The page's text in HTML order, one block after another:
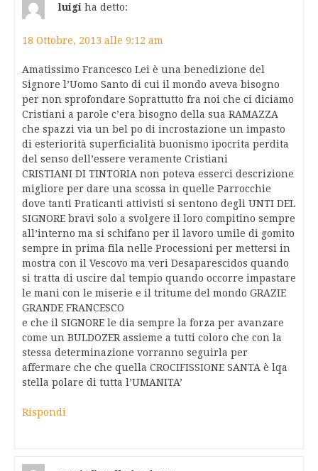
luigi ha detto:
18 Ottobre, 2013 alle 9:12 am
Amatissimo Francesco Lei è una benedizione del
Signore l’Uomo Santo di cui il mondo aveva bisogno
per non sprofondare Soprattutto fra noi che ci diciamo
Cristiani a parole c’era bisogno della sua RAMAZZA
che spazzi via un bel po di incrostazione un impasto
di esteriorità superficialità buonismo ipocrita perdita
del senso dell’essere veramente Cristiani
CRISTIANI DI TINTORIA non poteva esserci descrizione
migliore per dare una scossa in quelle Parrocchie
dove tanti Praticanti attivisti si sentono degli UNTI DEL
SIGNORE bravi solo a svolgere il loro compitino sempre
all’interno ma si schifano per il lavoro umile di gomito
sempre in prima fila nelle Processioni per mettersi in
mostra con il Vescovo ma veri Desaparescidos quando
si tratta di uscire dal tempio quando occorre impastare
le mani con le miserie e il tritume del mondo GRAZIE
GRANDE FRANCESCO
e che il SIGNORE le dia sempre la forza per avanzare
come un BULDOZER assieme a tutti coloro che con la
stessa determinazione vorranno seguirla per
affermare che che quella CROCIFISSIONE SANTA è lqa
stella polare di tutta l’UMANITA’
Rispondi